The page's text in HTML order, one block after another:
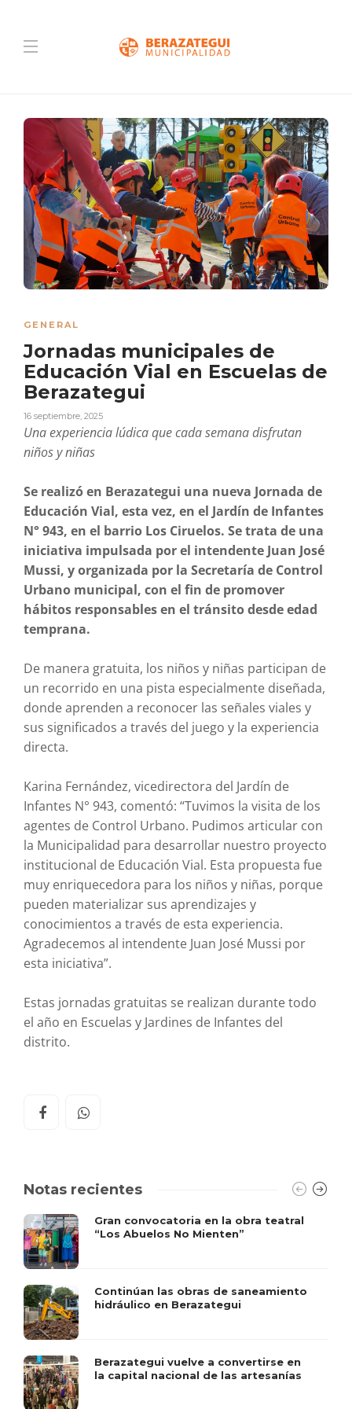
GENERAL
Jornadas municipales de
Educación Vial en Escuelas de
Berazategui
16 septiembre, 2025
Una experiencia lúdica que cada semana disfrutan
niños y niñas
Se realizó en Berazategui una nueva Jornada de
Educación Vial, esta vez, en el Jardín de Infantes
N° 943, en el barrio Los Ciruelos. Se trata de una
iniciativa impulsada por el intendente Juan José
Mussi, y organizada por la Secretaría de Control
Urbano municipal, con el fin de promover
hábitos responsables en el tránsito desde edad
temprana.
De manera gratuita, los niños y niñas participan de
un recorrido en una pista especialmente diseñada,
donde aprenden a reconocer las señales viales y
sus significados a través del juego y la experiencia
directa.
Karina Fernández, vicedirectora del Jardín de
Infantes N° 943, comentó: “Tuvimos la visita de los
agentes de Control Urbano. Pudimos articular con
la Municipalidad para desarrollar nuestro proyecto
institucional de Educación Vial. Esta propuesta fue
muy enriquecedora para los niños y niñas, porque
pueden materializar sus aprendizajes y
conocimientos a través de esta experiencia.
Agradecemos al intendente Juan José Mussi por
esta iniciativa”.
Estas jornadas gratuitas se realizan durante todo
el año en Escuelas y Jardines de Infantes del
distrito.
Notas recientes
Gran convocatoria en la obra teatral
“Los Abuelos No Mienten”
Continúan las obras de saneamiento
hidráulico en Berazategui
Berazategui vuelve a convertirse en
la capital nacional de las artesanías